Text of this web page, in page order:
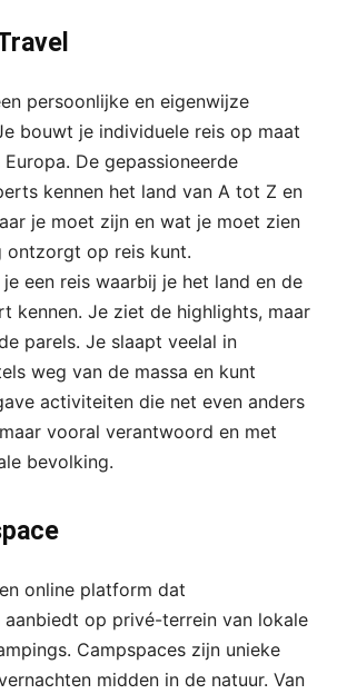
persoonlijke en eigenwijze
bouwt je individuele reis op maat
De gepassioneerde
kennen het land van A tot Z en
je moet zijn en wat je moet zien
ontzorgt op reis kunt.
een reis waarbij je het land en de
kennen. Je ziet de highlights, maar
parels. Je slaapt veelal in
weg van de massa en kunt
activiteiten die net even anders
vooral verantwoord en met
bevolking.
online platform dat
aanbiedt op privé-terrein van lokale
Campspaces zijn unieke
midden in de natuur. Van